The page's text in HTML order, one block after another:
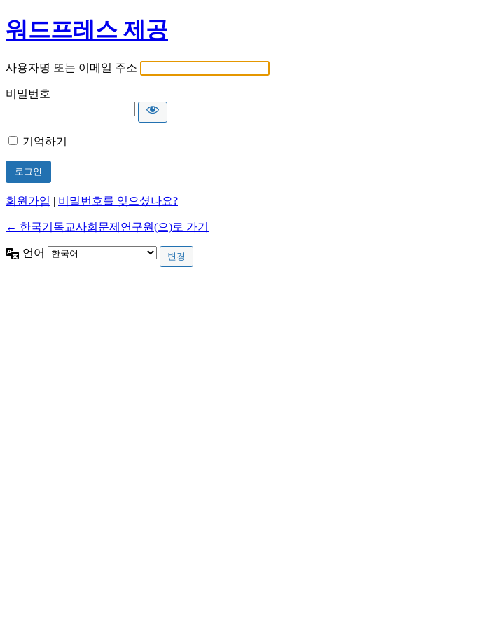
워드프레스 제공
사용자명 또는 이메일 주소
비밀번호
기억하기
회원가입 | 비밀번호를 잊으셨나요?
← 한국기독교사회문제연구원(으)로 가기
언어